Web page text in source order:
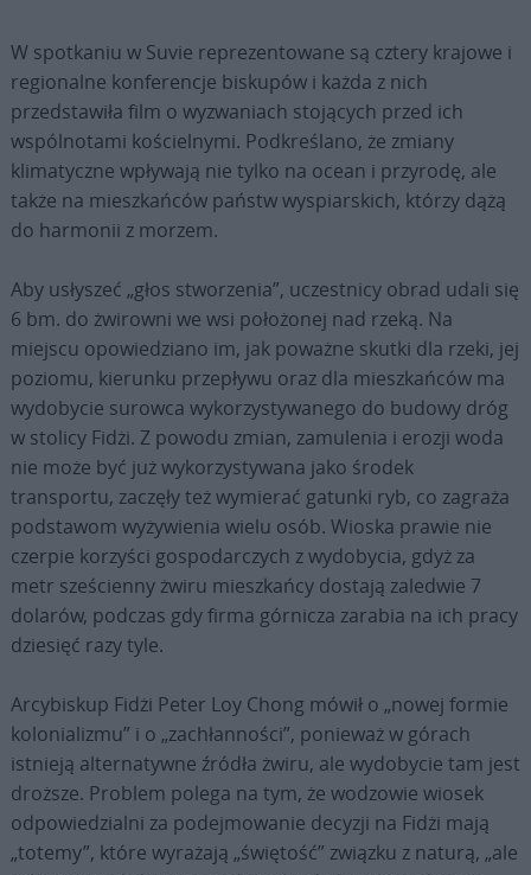
W spotkaniu w Suvie reprezentowane są cztery krajowe i
regionalne konferencje biskupów i każda z nich
przedstawiła film o wyzwaniach stojących przed ich
wspólnotami kościelnymi. Podkreślano, że zmiany
klimatyczne wpływają nie tylko na ocean i przyrodę, ale
także na mieszkańców państw wyspiarskich, którzy dążą
do harmonii z morzem.
Aby usłyszeć „głos stworzenia”, uczestnicy obrad udali się
6 bm. do żwirowni we wsi położonej nad rzeką. Na
miejscu opowiedziano im, jak poważne skutki dla rzeki, jej
poziomu, kierunku przepływu oraz dla mieszkańców ma
wydobycie surowca wykorzystywanego do budowy dróg
w stolicy Fidżi. Z powodu zmian, zamulenia i erozji woda
nie może być już wykorzystywana jako środek
transportu, zaczęły też wymierać gatunki ryb, co zagraża
podstawom wyżywienia wielu osób. Wioska prawie nie
czerpie korzyści gospodarczych z wydobycia, gdyż za
metr sześcienny żwiru mieszkańcy dostają zaledwie 7
dolarów, podczas gdy firma górnicza zarabia na ich pracy
dziesięć razy tyle.
Arcybiskup Fidżi Peter Loy Chong mówił o „nowej formie
kolonializmu” i o „zachłanności”, ponieważ w górach
istnieją alternatywne źródła żwiru, ale wydobycie tam jest
droższe. Problem polega na tym, że wodzowie wiosek
odpowiedzialni za podejmowanie decyzji na Fidżi mają
„totemy”, które wyrażają „świętość” związku z naturą, „ale